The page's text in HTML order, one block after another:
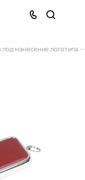
нанесение логотипа